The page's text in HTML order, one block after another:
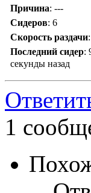
Причина: ---
Сидеров: 6
Скорость раздачи:
Последний сидер:
секунды назад
1